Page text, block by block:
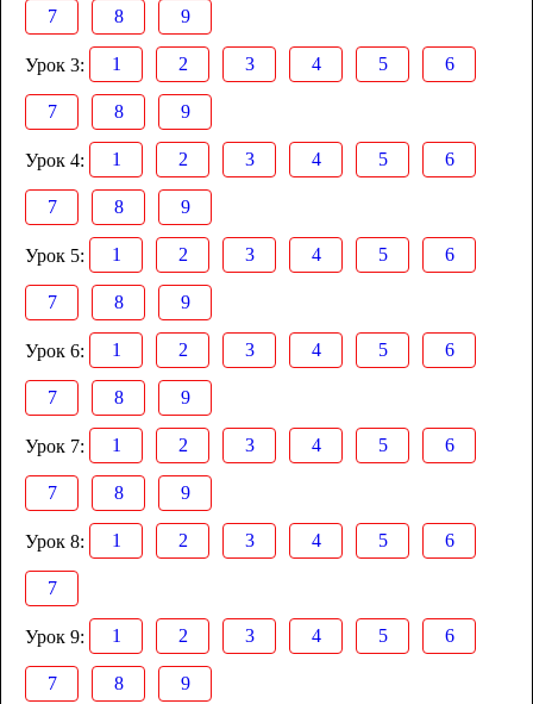
7 8 9
Урок 3: 1 2 3 4 5 6
7 8 9
Урок 4: 1 2 3 4 5 6
7 8 9
Урок 5: 1 2 3 4 5 6
7 8 9
Урок 6: 1 2 3 4 5 6
7 8 9
Урок 7: 1 2 3 4 5 6
7 8 9
Урок 8: 1 2 3 4 5 6
7
Урок 9: 1 2 3 4 5 6
7 8 9